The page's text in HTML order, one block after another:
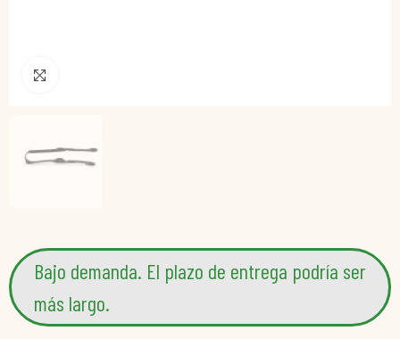
Bajo demanda. El plazo de entrega podría ser
más largo.